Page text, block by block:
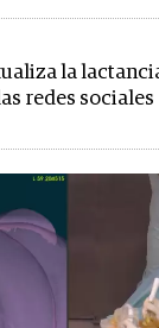
la
redes sociales